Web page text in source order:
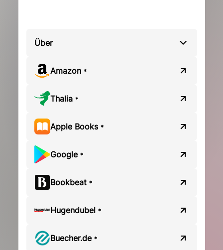
Über
Amazon *
Thalia *
Apple Books *
Google *
Bookbeat *
Hugendubel *
Buecher.de *